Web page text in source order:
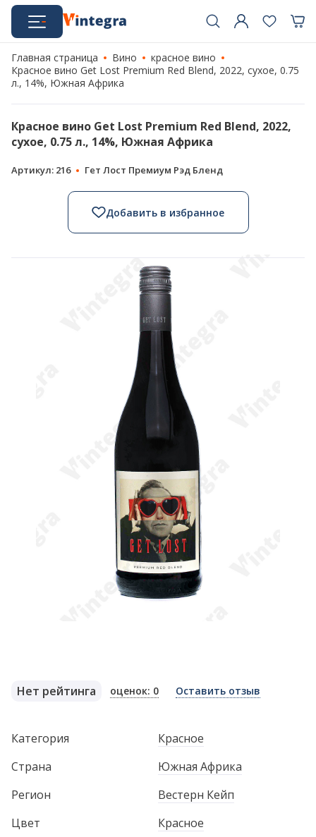
Главная страница Вино
красное вино
Красное вино Get Lost Premium Red Blend, 2022, сухое, 0.75
л., 14%, Южная Африка
Красное вино Get Lost Premium Red Blend, 2022,
сухое, 0.75 л., 14%, Южная Африка
Артикул: 216 Гет Лост Премиум Рэд Бленд
Добавить в избранное
Нет рейтинга оценок: 0 Оставить отзыв
Категория
Красное
Страна
Южная Африка
Регион
Вестерн Кейп
Цвет
Красное